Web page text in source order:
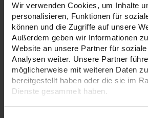
Wir verwenden Cookies, um Inhalte
personalisieren, Funktionen für
können und die Zugriffe auf unsere
Außerdem geben wir Informationen
Website an unsere Partner für
Analysen weiter. Unsere Partner
möglicherweise mit weiteren Daten
bereitgestellt haben oder die sie im
Dienste gesammelt haben.
Datenblätter anzeigen
Eigenschaften:
Doppelseitiges Display für den
Breite & Höhe: 85 cm x 200 cm
Dateiformat: 85 x 205 cm (5 cm
Ende zum Einspannen des